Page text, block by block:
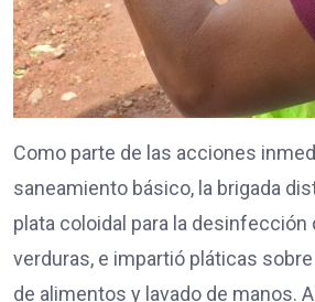
Como parte de las acciones
saneamiento básico, la brigada
plata coloidal para la desinfección
verduras, e impartió pláticas
de alimentos y lavado de manos.